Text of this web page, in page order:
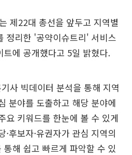
제22대 총선을 앞두고 지역별
정리한 '공약이슈트리' 서비스
트에 공개했다고 5일 밝혔다.
사 빅데이터 분석을 통해 지역
분야를 도출하고 해당 분야에
요 키워드를 한눈에 볼 수 있게
후보자·유권자가 관심 지역의
해 쉽고 빠르게 파악할 수 있